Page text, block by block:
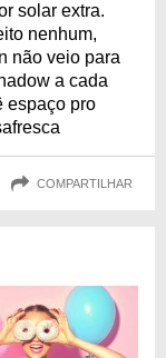
solar extra.
nenhum,
não veio para
a cada
espaço pro
COMPARTILHAR